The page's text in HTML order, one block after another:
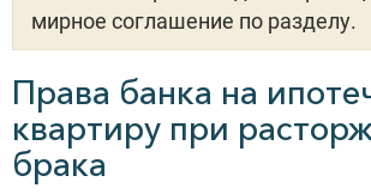
мирное соглашение по разделу.
Права банка на
квартиру при
брака